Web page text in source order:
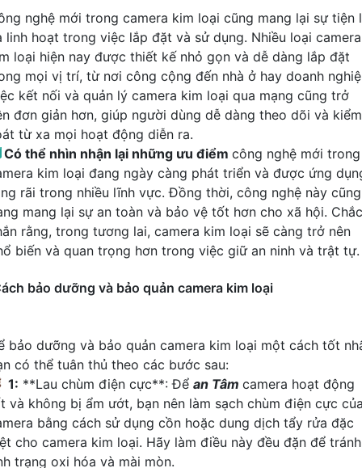
nghệ mới trong camera kim loại cũng mang lại sự tiện
linh hoạt trong việc lắp đặt và sử dụng. Nhiều loại camera
loại hiện nay được thiết kế nhỏ gọn và dễ dàng lắp đặt
mọi vị trí, từ nơi công cộng đến nhà ở hay doanh
kết nối và quản lý camera kim loại qua mạng cũng trở
đơn giản hơn, giúp người dùng dễ dàng theo dõi và kiểm
từ xa mọi hoạt động diễn ra.
Có thể nhìn nhận lại những ưu điểm công nghệ mới trong
kim loại đang ngày càng phát triển và được ứng
rãi trong nhiều lĩnh vực. Đồng thời, công nghệ này cũng
mang lại sự an toàn và bảo vệ tốt hơn cho xã hội. Chắc
rằng, trong tương lai, camera kim loại sẽ càng trở nên
biến và quan trọng hơn trong việc giữ an ninh và trật tự.
bảo dưỡng và bảo quản camera kim loại
bảo dưỡng và bảo quản camera kim loại một cách tốt
có thể tuân thủ theo các bước sau:
1: **Lau chùm điện cực**: Để an Tâm camera hoạt động
và không bị ẩm ướt, bạn nên làm sạch chùm điện cực
bằng cách sử dụng cồn hoặc dung dịch tẩy rửa đặc
cho camera kim loại. Hãy làm điều này đều đặn để tránh
trạng oxi hóa và mài mòn.